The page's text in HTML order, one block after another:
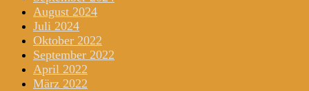
August 2024
Juli 2024
Oktober 2022
September 2022
April 2022
März 2022